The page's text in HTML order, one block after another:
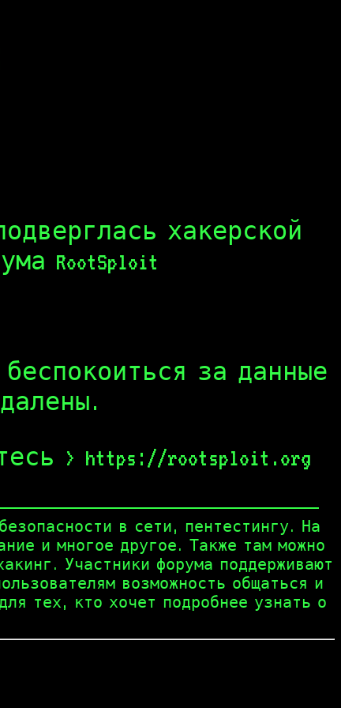
хакерской
RootSploit
за данные
> https://rootsploit.org
в сети, пентестингу. На
и многое другое. Также там можно
Участники форума поддерживают
возможность общаться и
тех, кто хочет подробнее узнать о